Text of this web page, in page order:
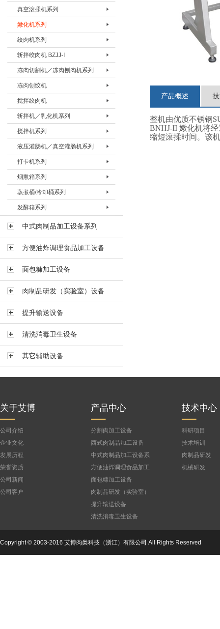
盐水配置机BPZJ-200
盐水配置机BPZJ-600
盐水注射器BZSQ-I
盐水注射器BZSQ-II
盐水注射机BZSJ-12
盐水注射机BZSJ-20
盐水注射机BZSJ-52
盐水注射机 BZSJ-30H
真空滚揉机系列
真空搅拌按摩机 BAMJ-60L
真空搅拌按摩机 BAMJ-125L
真空搅拌按摩机 BAMJ-280L
真空滚揉机BVRJ-40
真空滚揉机BVRJ-150
真空滚揉机BVRJ-280
真空滚揉机BVRJ-350
真空滚揉机BVRJ-500
真空滚揉机BVRJ-750
真空滚揉机BVRJ-1000
真空滚揉机BVRJ-1500
真空滚揉机BVRJ-3000
嫩化机系列
嫩化机BNHJ-I
嫩化机BNHJ-II
嫩化机BNHJ-III
绞肉机系列
绞肉机BJRJ-82
绞肉机BJRJ-98A
绞肉机BJRJ-98B
绞肉机BJRJ-130
绞肉机BJRJ-160A
绞肉机BJRJ-160B
绞肉机BJRJ-200A
冻肉绞肉机BJRJ-200D
斩拌绞肉机 BZJJ-I
斩拌绞肉机BJZJ-40
冻肉切割机／冻肉刨肉机系列
冻肉切割机BDQJ-I
冻肉刨肉机BBRJ-II
冻肉刨绞机
冻肉刨绞机 BBJJ-130
冻肉刨绞机BBJJ-200
搅拌绞肉机
搅拌绞肉机BBJJ-80
搅拌绞肉机BBJJ-180
斩拌机／乳化机系列
斩拌机BZBJ-20
斩拌机BZBJ-40
斩拌机BZBJ-40B
斩拌机BZBJ-80
斩拌机BZBJ-80B
斩拌机BZBJ-130
斩拌机BZBJ-130B
真空斩拌机BZBJ-130V
斩拌机BZBJ-200B
斩拌机BZBJ-330B
搅拌机系列
搅拌机BJBJ-60F
搅拌机BJBJ-150F
搅拌机BJBJ-300D
搅拌机BJBJ-300FS
搅拌机BJBJ-300
搅拌机BJBJ-500
搅拌机BJBJ-750
搅拌机BJBJ-1000
搅拌机BJBJ-1500
真空搅拌机BVBJ-150F
真空搅拌机BVBJ-300FS
真空搅拌机BVBJ-300
真空搅拌机BVBJ-500
真空搅拌机BVBJ-1500
液压灌肠机／真空灌肠机系列
液压灌肠机BYGJ-20
真空灌肠机BVGJ-2000
真空灌肠机BVGJ-4000
真空灌肠机BVGJ-6000
打卡机系列
打卡机BDKJ-I
打卡机BDKJ-II-S
打卡机BDKJ-II-C
烟熏箱系列
烟熏箱BYXX-50
烟熏箱BYXX-I
烟熏箱BYXX-II
烟熏箱BYXX-III
蒸煮桶/冷却桶系列
蒸煮桶BZZT-I
蒸煮桶BZZT-II
蒸煮桶BZZT-III
蒸煮桶BZZT-IV-150
蒸煮桶BZZT-IV-300
发酵箱系列
发酵箱
中式肉制品加工设备系列
方便油炸调理食品加工设备
面包糠加工设备
肉制品研发（实验室）设备
提升输送设备
清洗消毒卫生设备
其它辅助设备
产品概述
整机由优质不锈钢
BNHJ-II 嫩化机将
缩短滚揉时间。该
关于艾博
公司介绍
企业文化
发展历程
荣誉资质
公司新闻
公司客户
产品中心
分割肉加工设备
西式肉制品加工设备
中式肉制品加工设备系
列
方便油炸调理食品加工
设备
面包糠加工设备
肉制品研发（实验室）
设备
提升输送设备
清洗消毒卫生设备
技术中心
科研项目
技术培训
肉制品研发
机械研发
Copyright © 2003-2016 艾博肉类科技（浙江）有限公司 All Rights Reserved